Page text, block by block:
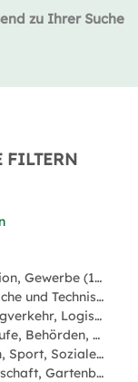
zu Ihrer Suche
FILTERN
Handwerk, Produktion, Gewerbe (12)
Naturwissenschaftliche und Technische Berufe (7)
Verkehrsberufe, Flugverkehr, Logistik (6)
Kaufmännische Berufe, Behörden, Verwaltung (4)
Gesundheit, Medizin, Sport, Soziale Berufe (3)
Land- und Forstwirtschaft, Gartenbau, Naturberufe (2)